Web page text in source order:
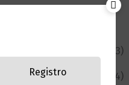
(53)
(4)
Registro